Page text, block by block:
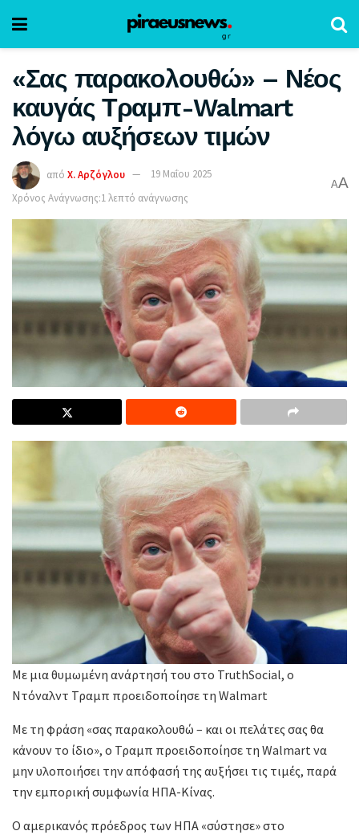
«Σας παρακολουθώ» – Νέος
καυγάς Τραμπ-Walmart
λόγω αυξήσεων τιμών
από Χ. Αρζόγλου
19 Μαΐου 2025
Χρόνος Ανάγνωσης:1 λεπτό ανάγνωσης
AA
Με μια θυμωμένη ανάρτησή του στο TruthSocial, ο
Ντόναλντ Τραμπ προειδοποίησε τη Walmart
Με τη φράση «σας παρακολουθώ – και οι πελάτες σας θα
κάνουν το ίδιο», ο Τραμπ προειδοποίησε τη Walmart να
μην υλοποιήσει την απόφασή της αυξήσει τις τιμές, παρά
την εμπορική συμφωνία ΗΠΑ-Κίνας.
Ο αμερικανός πρόεδρος των ΗΠΑ «σύστησε» στο